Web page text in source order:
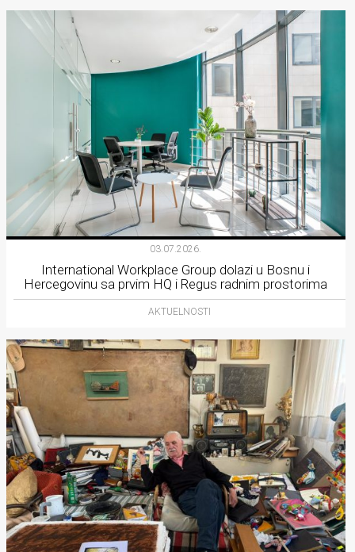
03.07.2026.
International Workplace Group dolazi u Bosnu i
Hercegovinu sa prvim HQ i Regus radnim prostorima
AKTUELNOSTI